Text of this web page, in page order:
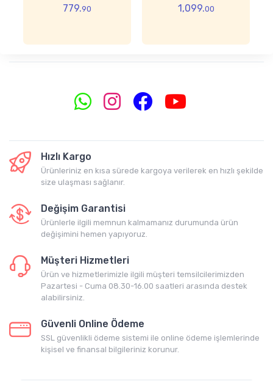
779.90 1,099.00
Hızlı Kargo
Ürünleriniz en kısa sürede kargoya verilerek en hızlı şekilde
size ulaşması sağlanır.
Değişim Garantisi
Ürünlerle ilgili memnun kalmamanız durumunda ürün
değişimini hemen yapıyoruz.
Müşteri Hizmetleri
Ürün ve hizmetlerimizle ilgili müşteri temsilcilerimizden
Pazartesi - Cuma 08.30-16.00 saatleri arasında destek
alabilirsiniz.
Güvenli Online Ödeme
SSL güvenlikli ödeme sistemi ile online ödeme işlemlerinde
kişisel ve finansal bilgileriniz korunur.